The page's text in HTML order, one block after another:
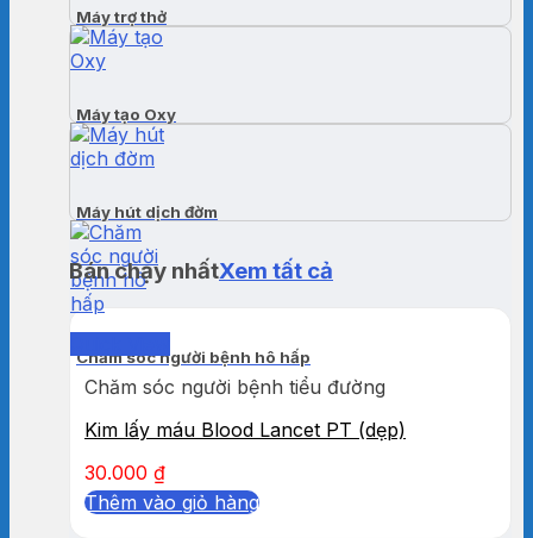
Máy trợ thở
Máy tạo Oxy
Máy hút dịch đờm
Chăm sóc người bệnh hô hấp
Bán chạy nhấtXem tất cả
Chăm sóc người bệnh tiểu đường
Kim lấy máu Blood Lancet PT (dẹp)
30.000 ₫
Thêm vào giỏ hàng